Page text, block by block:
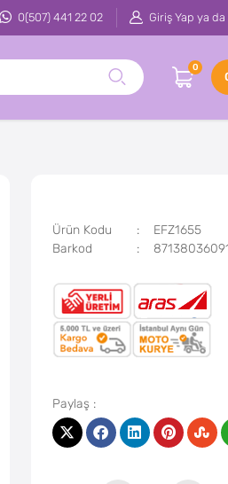
0(507) 441 22 02 Giriş Yap ya da
0
Ürün Kodu
EFZ1655
Barkod